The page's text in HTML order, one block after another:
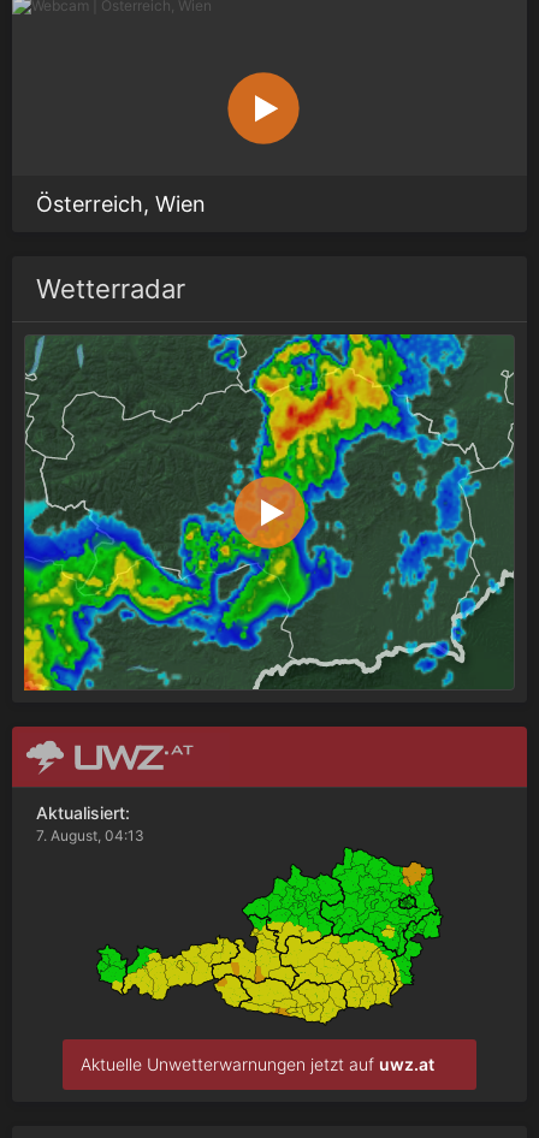
Österreich, Wien
Wetterradar
Aktualisiert:
7. August, 04:13
Aktuelle Unwetterwarnungen jetzt auf uwz.at